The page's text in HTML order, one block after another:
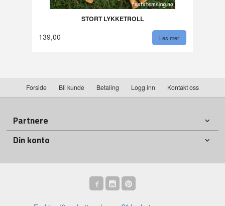
STORT LYKKETROLL
139,00 Les mer
Forside Bli kunde Betaling Logg inn Kontakt oss
Partnere
Din konto